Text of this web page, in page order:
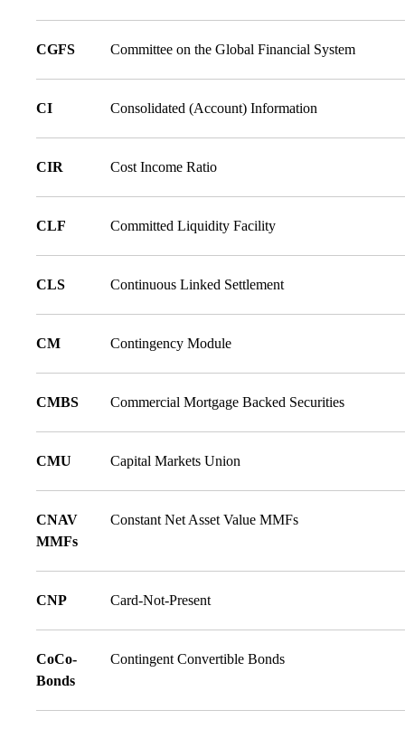
CGFS Committee on the Global Financial System
CI Consolidated (Account) Information
CIR Cost Income Ratio
CLF Committed Liquidity Facility
CLS Continuous Linked Settlement
CM Contingency Module
CMBS Commercial Mortgage Backed Securities
CMU Capital Markets Union
CNAV
MMFs
Constant Net Asset Value MMFs
CNP Card-Not-Present
CoCo-
Bonds
Contingent Convertible Bonds